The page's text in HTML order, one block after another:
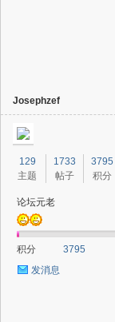
Josephzef
129
主题
1733
帖子
3795
积分
论坛元老
积分
3795
发消息